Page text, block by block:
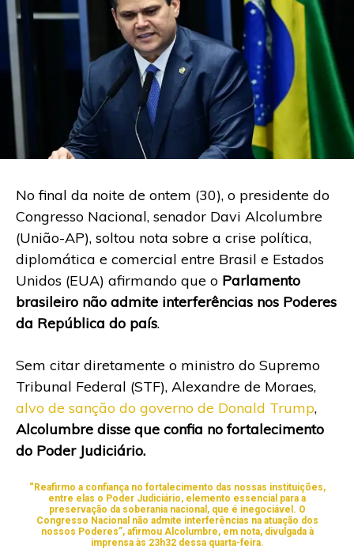
No final da noite de ontem (30), o presidente do
Congresso Nacional, senador Davi Alcolumbre
(União-AP), soltou nota sobre a crise política,
diplomática e comercial entre Brasil e Estados
Unidos (EUA) afirmando que o Parlamento
brasileiro não admite interferências nos Poderes
da República do país.
Sem citar diretamente o ministro do Supremo
Tribunal Federal (STF), Alexandre de Moraes,
alvo de sanção do governo de Donald Trump,
Alcolumbre disse que confia no fortalecimento
do Poder Judiciário.
“Reafirmo a confiança no fortalecimento das nossas instituições,
entre elas o Poder Judiciário, elemento essencial para a
preservação da soberania nacional, que é inegociável. O
Congresso Nacional não admite interferências na atuação dos
nossos Poderes”, afirmou Alcolumbre, em nota, divulgada à
imprensa às 23h32 dessa quarta-feira.